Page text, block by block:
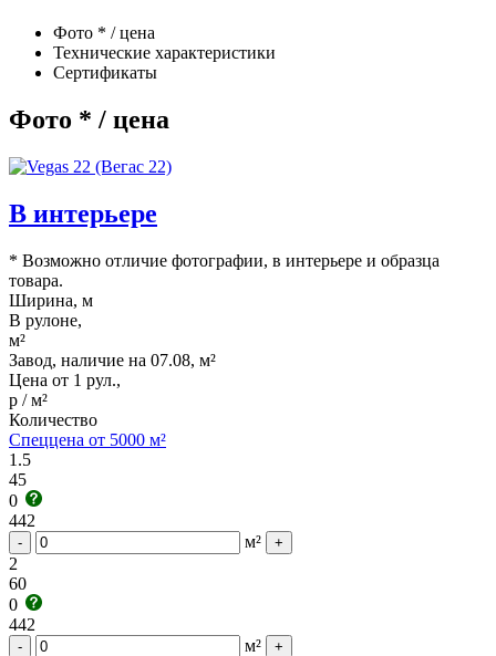
Фото * / цена
Технические характеристики
Сертификаты
Фото * / цена
В интерьере
* Возможно отличие фотографии, в интерьере и образца
товара.
Ширина, м
В рулоне,
м²
Завод, наличие на 07.08, м²
Цена от 1 рул.,
р / м²
Количество
Спеццена от 5000 м²
1.5
45
0
442
- м² +
2
60
0
442
- м² +